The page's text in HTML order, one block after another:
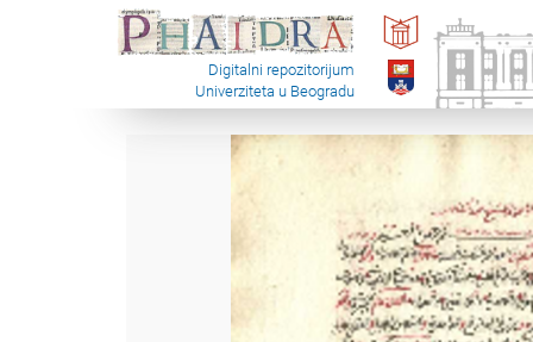
Digitalni repozitorijum
Univerziteta u Beogradu